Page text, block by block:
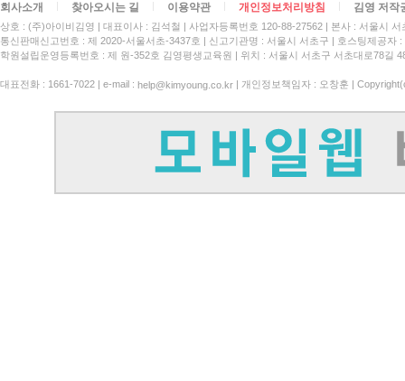
회사소개 찾아오시는 길 이용약관 개인정보처리방침 김영 저작
상호 : (주)아이비김영 대표이사 : 김석철 사업자등록번호 120-88-27562
본사 : 서울시
통신판매신고번호 : 제 2020-서울서초-3437호
신고기관명 : 서울시 서초구
호스팅제공자
학원설립운영등록번호 : 제 원-352호 김영평생교육원 | 위치 : 서울시 서초구 서초대로78길
대표전화 : 1661-7022 | e-mail : help@kimyoung.co.kr | 개인정보책임자 : 오창훈 |